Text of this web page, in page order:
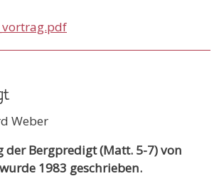
Weber
der Bergpredigt (Matt. 5-7) von
1983 geschrieben.